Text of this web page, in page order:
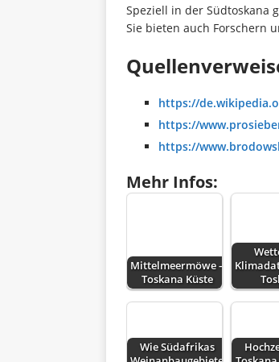
Speziell in der Südtoskana
Sie bieten auch Forschern
https://
https://
https://
Mehr Infos:
Mittelmeermöwe –
Toskana Küste
Wie Südafrikas